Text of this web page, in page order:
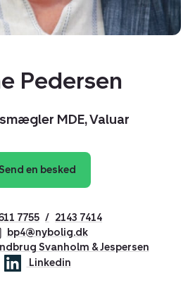
Pedersen
MDE, Valuar
Send en besked
7755
2143 7414
bp4@nybolig.dk
Svanholm & Jespersen
Linkedin